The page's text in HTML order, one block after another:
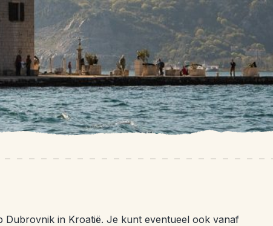
Dubrovnik in Kroatië. Je kunt eventueel ook vanaf